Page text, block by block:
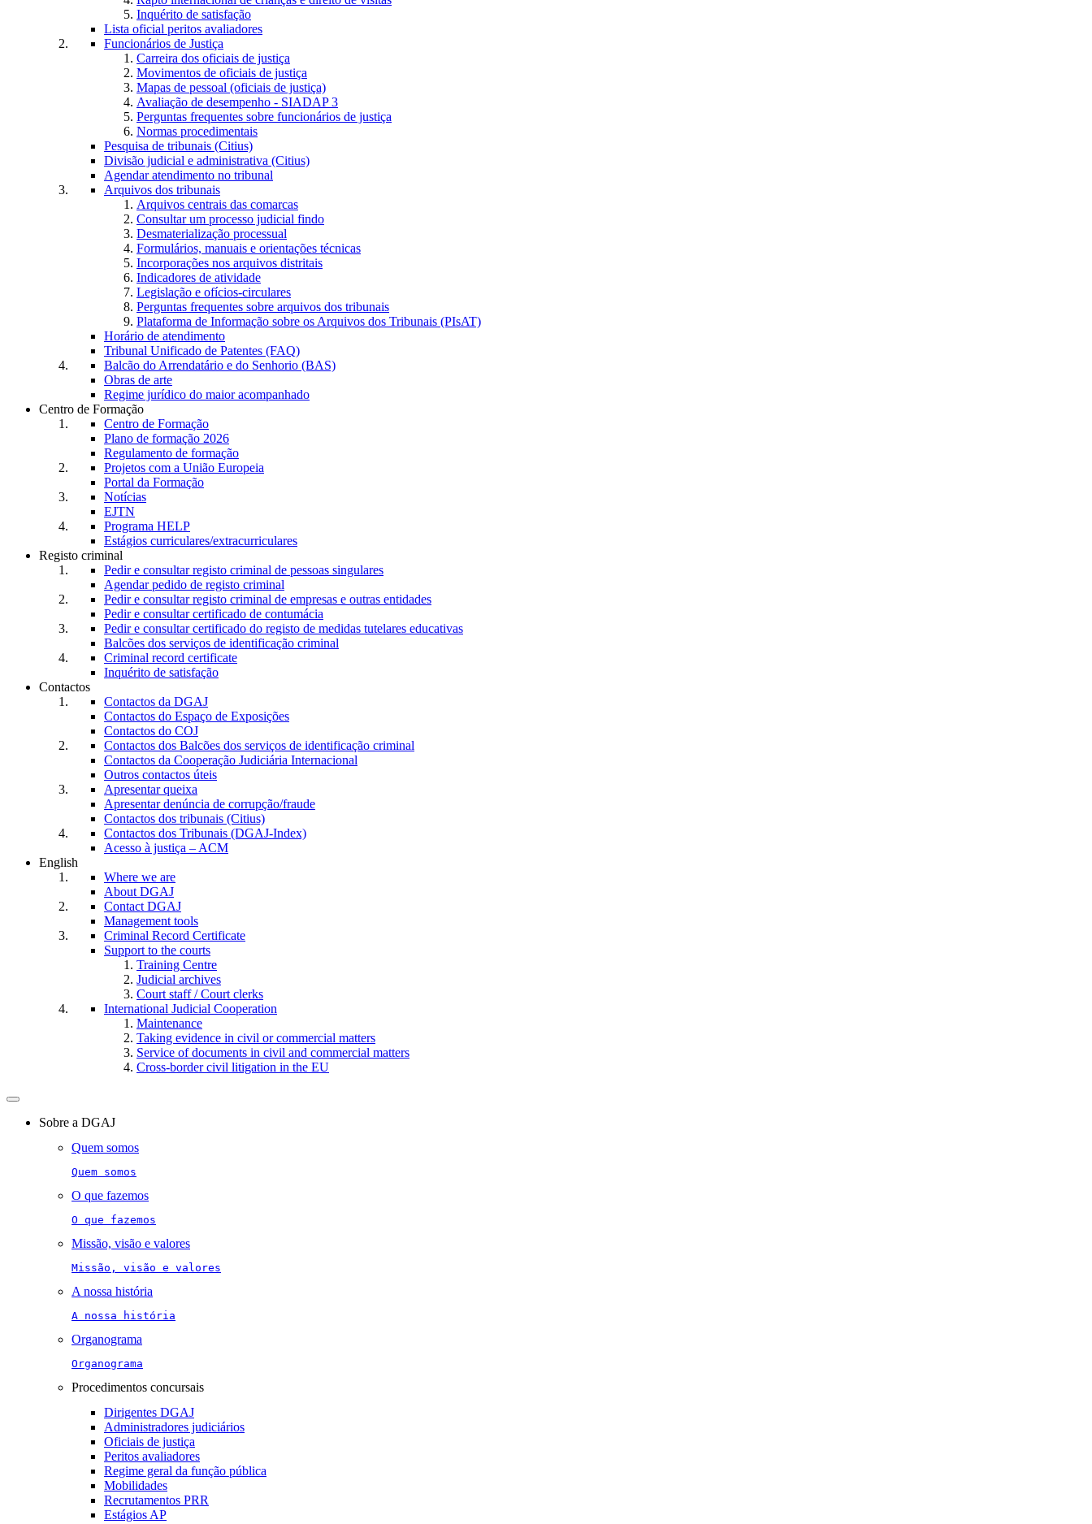
Inquérito de satisfação
Lista oficial peritos avaliadores
Funcionários de Justiça
Carreira dos oficiais de justiça
Movimentos de oficiais de justiça
Mapas de pessoal (oficiais de justiça)
Avaliação de desempenho - SIADAP 3
Perguntas frequentes sobre funcionários de justiça
Normas procedimentais
Pesquisa de tribunais (Citius)
Divisão judicial e administrativa (Citius)
Agendar atendimento no tribunal
Arquivos dos tribunais
Arquivos centrais das comarcas
Consultar um processo judicial findo
Desmaterialização processual
Formulários, manuais e orientações técnicas
Incorporações nos arquivos distritais
Indicadores de atividade
Legislação e ofícios-circulares
Perguntas frequentes sobre arquivos dos tribunais
Plataforma de Informação sobre os Arquivos dos Tribunais (PIsAT)
Horário de atendimento
Tribunal Unificado de Patentes (FAQ)
Balcão do Arrendatário e do Senhorio (BAS)
Obras de arte
Regime jurídico do maior acompanhado
Centro de Formação
Centro de Formação
Plano de formação 2026
Regulamento de formação
Projetos com a União Europeia
Portal da Formação
Notícias
EJTN
Programa HELP
Estágios curriculares/extracurriculares
Registo criminal
Pedir e consultar registo criminal de pessoas singulares
Agendar pedido de registo criminal
Pedir e consultar registo criminal de empresas e outras entidades
Pedir e consultar certificado de contumácia
Pedir e consultar certificado do registo de medidas tutelares educativas
Balcões dos serviços de identificação criminal
Criminal record certificate
Inquérito de satisfação
Contactos
Contactos da DGAJ
Contactos do Espaço de Exposições
Contactos do COJ
Contactos dos Balcões dos serviços de identificação criminal
Contactos da Cooperação Judiciária Internacional
Outros contactos úteis
Apresentar queixa
Apresentar denúncia de corrupção/fraude
Contactos dos tribunais (Citius)
Contactos dos Tribunais (DGAJ-Index)
Acesso à justiça – ACM
English
Where we are
About DGAJ
Contact DGAJ
Management tools
Criminal Record Certificate
Support to the courts
Training Centre
Judicial archives
Court staff / Court clerks
International Judicial Cooperation
Maintenance
Taking evidence in civil or commercial matters
Service of documents in civil and commercial matters​​
Cross-border civil litigation in the EU
Toggle
navigationSobre a DGAJ
Quem somos
Quem somos
O que fazemos
O que fazemos
Missão, visão e valores
Missão, visão e valores
A nossa história
A nossa história
Organograma
Organograma
Procedimentos concursais
Dirigentes DGAJ
Administradores judiciários
Oficiais de justiça
Peritos avaliadores
Regime geral da função pública
Mobilidades
Recrutamentos PRR
Estágios AP